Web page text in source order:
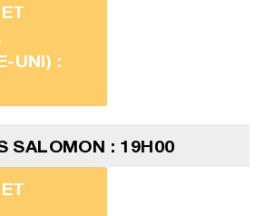
UNI) :
SALOMON : 19H00